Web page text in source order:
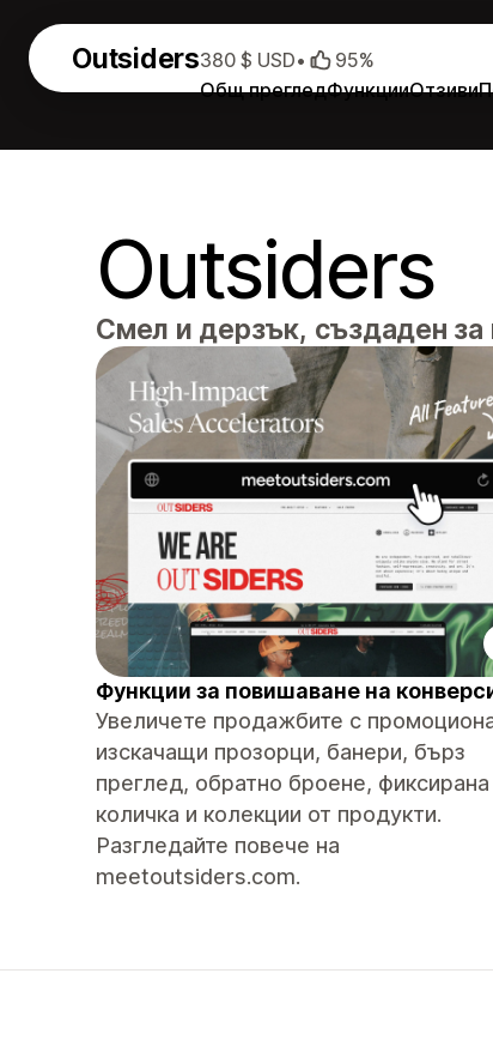
Outsiders
Общ прегледФункцииОтзиви
380 $ USD• 95%
Outsiders
Смел и дерзък, създаден за
Функции за повишаване на
Увеличете продажбите с
изскачащи прозорци, банери, бърз
преглед, обратно броене, фиксирана
количка и колекции от продукти.
Разгледайте повече на
meetoutsiders.com.